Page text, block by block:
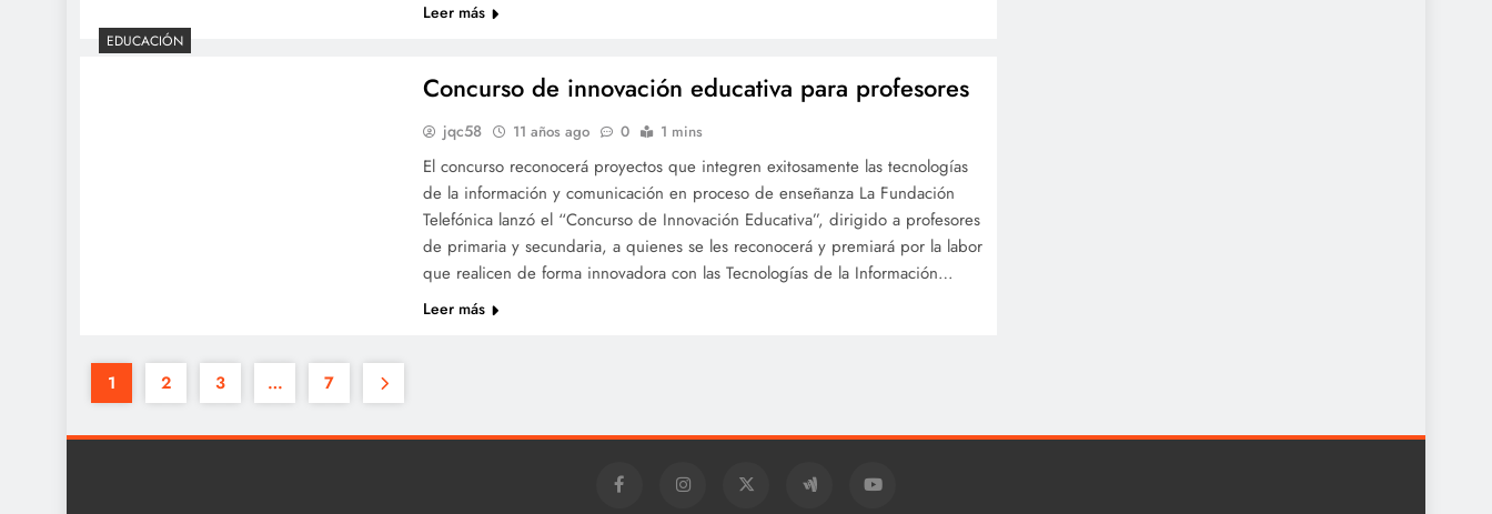
Leer más
EDUCACIÓN
Concurso de innovación educativa para profesores
jqc58 11 años ago 0 1 mins
El concurso reconocerá proyectos que integren exitosamente las tecnologías
de la información y comunicación en proceso de enseñanza La Fundación
Telefónica lanzó el “Concurso de Innovación Educativa”, dirigido a profesores
de primaria y secundaria, a quienes se les reconocerá y premiará por la labor
que realicen de forma innovadora con las Tecnologías de la Información…
Leer más
1 2 3 … 7